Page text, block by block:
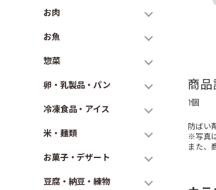
お肉
お魚
惣菜
卵・乳製品・パン
冷凍食品・アイス
米・麺類
お菓子・デザート
豆腐・納豆・練物
商品
1個
防ばい
※写真
また、